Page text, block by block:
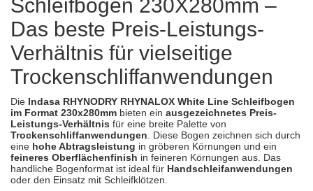
(1)
no-name
(1)
Novol
(3)
Prevost
(3)
Proma
(21)
Sia
(3)
Spectral
(5)
StarChem
Schleifbogen 230X280mm –
Das beste Preis-Leistungs-
Verhältnis für vielseitige
Trockenschliffanwendungen
Die Indasa RHYNODRY RHYNALOX White Line Schleifbogen
im Format 230x280mm bieten ein ausgezeichnetes Preis-
Leistungs-Verhältnis für eine breite Palette von
Trockenschliffanwendungen . Diese Bogen zeichnen sich durch
eine hohe Abtragsleistung in gröberen Körnungen und ein
feineres Oberflächenfinish in feineren Körnungen aus. Das
handliche Bogenformat ist ideal für Handschleifanwendungen
oder den Einsatz mit Schleifklötzen.